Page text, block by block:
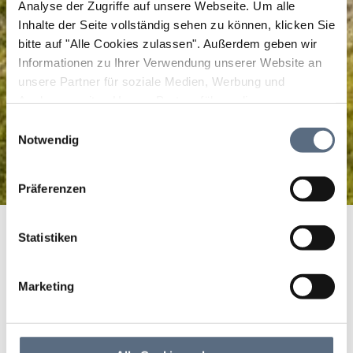
Analyse der Zugriffe auf unsere Webseite. Um alle
Inhalte der Seite vollständig sehen zu können, klicken Sie
bitte auf "Alle Cookies zulassen". Außerdem geben wir
Informationen zu Ihrer Verwendung unserer Website an
unsere Partner für soziale Medien, Werbung und
zusammen, die Sie ihnen bereitgestellt haben oder die
sie im Rahmen Ihrer Nutzung der Dienste gesammelt
Einwilligungsauswahl
Notwendig
Präferenzen
Statistiken
Marketing
Wanderung, Wandern/Berge
Schwierigkeit: